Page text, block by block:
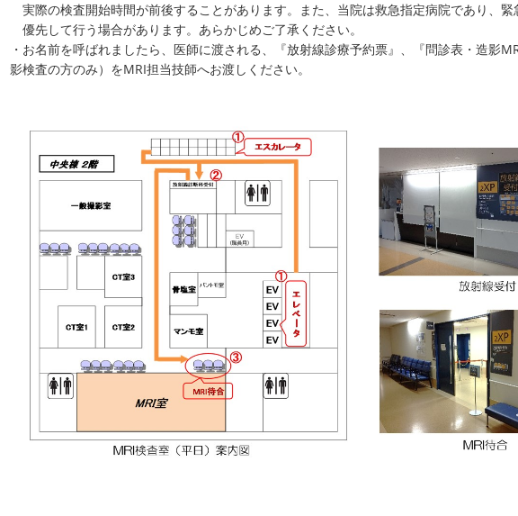
実際の検査開始時間が前後することがあります。また、当院は救急指定病院であり、緊
優先して行う場合があります。あらかじめご了承ください。
・お名前を呼ばれましたら、医師に渡される、『放射線診療予約票』、『問診表・造影
影検査の方のみ）をMRI担当技師へお渡しください。